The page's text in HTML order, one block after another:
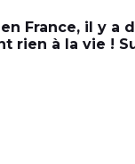
France, il y a
rien à la vie !